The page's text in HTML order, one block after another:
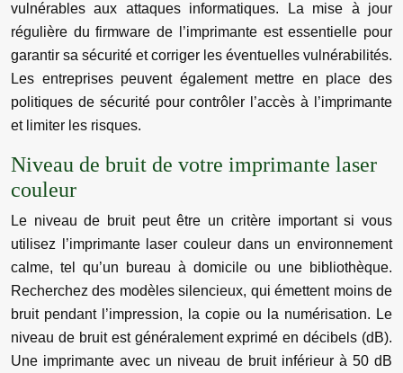
vulnérables aux attaques informatiques. La mise à jour
régulière du firmware de l’imprimante est essentielle pour
garantir sa sécurité et corriger les éventuelles vulnérabilités.
Les entreprises peuvent également mettre en place des
politiques de sécurité pour contrôler l’accès à l’imprimante
et limiter les risques.
Niveau de bruit de votre imprimante laser
couleur
Le niveau de bruit peut être un critère important si vous
utilisez l’imprimante laser couleur dans un environnement
calme, tel qu’un bureau à domicile ou une bibliothèque.
Recherchez des modèles silencieux, qui émettent moins de
bruit pendant l’impression, la copie ou la numérisation. Le
niveau de bruit est généralement exprimé en décibels (dB).
Une imprimante avec un niveau de bruit inférieur à 50 dB